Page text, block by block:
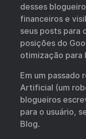
desses
financeiros e
seus posts para
posições do
otimização para
Em um passado
Artificial (um
blogueiros
para o usuário,
Blog.